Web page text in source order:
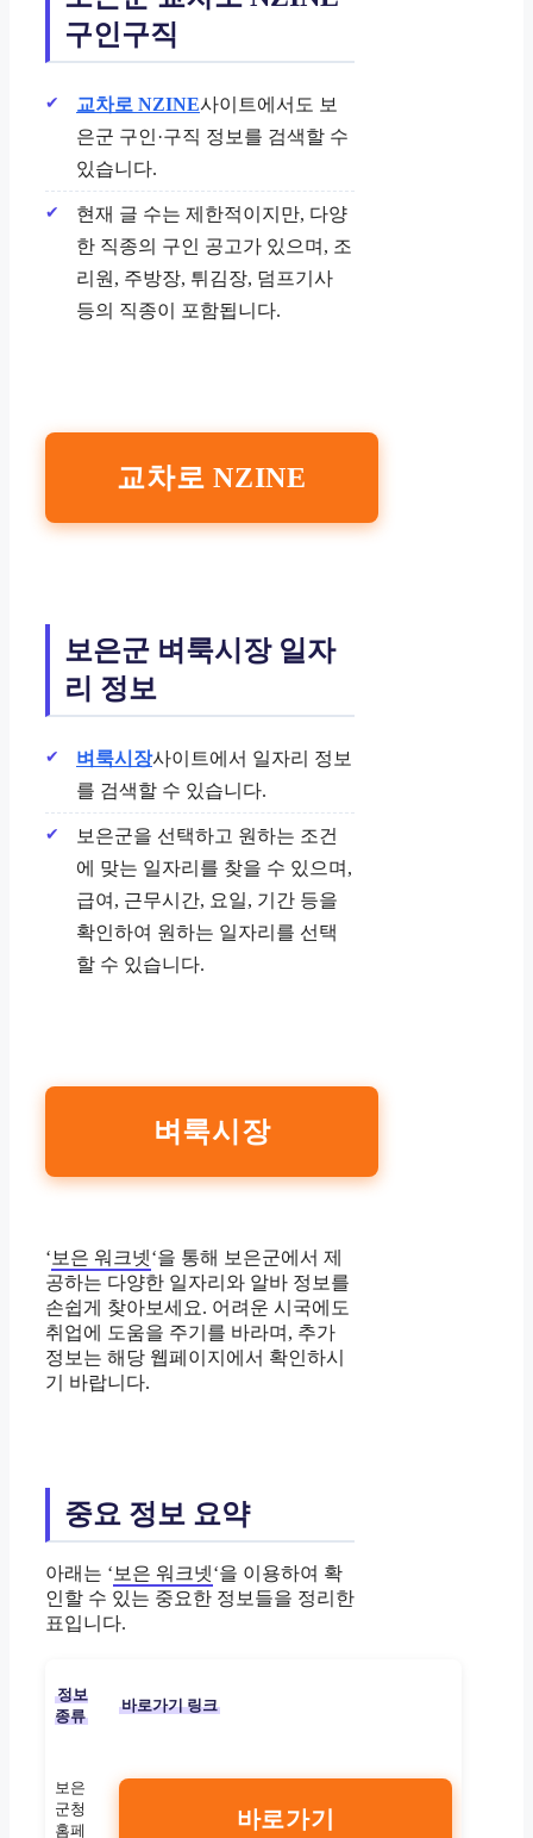
구인구직
교차로 NZINE사이트에서도 보
은군 구인·구직 정보를 검색할 수
있습니다.
현재 글 수는 제한적이지만, 다양
한 직종의 구인 공고가 있으며, 조
리원, 주방장, 튀김장, 덤프기사
등의 직종이 포함됩니다.
교차로 NZINE
보은군 벼룩시장 일자
리 정보
벼룩시장사이트에서 일자리 정보
를 검색할 수 있습니다.
보은군을 선택하고 원하는 조건
에 맞는 일자리를 찾을 수 있으며,
급여, 근무시간, 요일, 기간 등을
확인하여 원하는 일자리를 선택
할 수 있습니다.
벼룩시장
‘ 보은 워크넷‘을 통해 보은군에서 제
공하는 다양한 일자리와 알바 정보를
손쉽게 찾아보세요. 어려운 시국에도
취업에 도움을 주기를 바라며, 추가
정보는 해당 웹페이지에서 확인하시
기 바랍니다.
중요 정보 요약
아래는 ‘보은 워크넷‘을 이용하여 확
인할 수 있는 중요한 정보들을 정리한
표입니다.
정보
종류
바로가기 링크
보은
군청
홈페
바로가기